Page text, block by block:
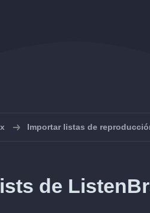
Importar listas de
de